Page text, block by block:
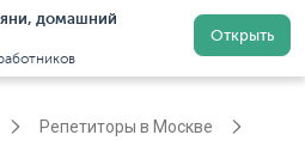
домашний
Открыть
Регистрация
Репетиторы в Москве